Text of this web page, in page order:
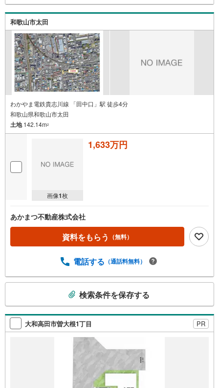
和歌山市太田
わかやま電鉄貴志川線 「田中口」駅 徒歩4分
和歌山県和歌山市太田
土地142.14m2
画像1枚
1,633万円
あかまつ不動産株式会社
資料をもらう （無料）
電話する （通話料無料）
検
索
条
検索条件を保存する
大和高田市曽大根1丁目 PR